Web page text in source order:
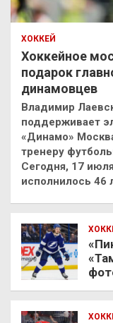
ХОККЕЙ
Хоккейное
подарок
динамовцев
Владимир
поддерживает
«Динамо»
тренеру
Сегодня, 17
исполнилось 46